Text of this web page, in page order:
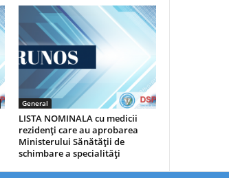
General
LISTA NOMINALA cu medicii
rezidenţi care au aprobarea
Ministerului Sănătăţii de
schimbare a specialităţi